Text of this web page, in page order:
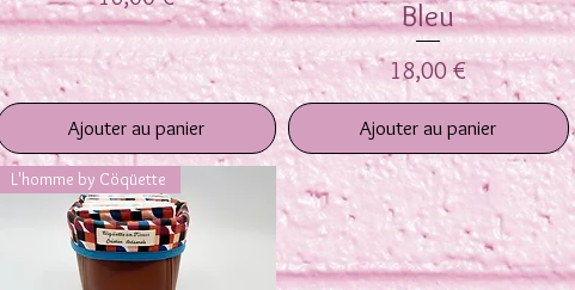
Ajouter au panier
Bleu
Prix
18,00 €
Ajouter au panier
L'homme by Cöqüette